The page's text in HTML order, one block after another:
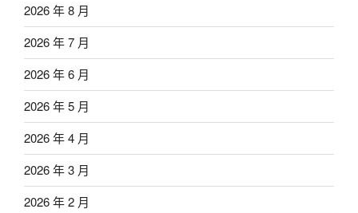
2026 年 8 月
2026 年 7 月
2026 年 6 月
2026 年 5 月
2026 年 4 月
2026 年 3 月
2026 年 2 月